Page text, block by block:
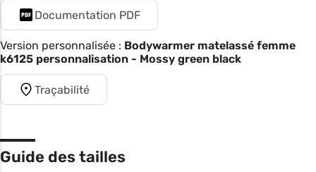
Documentation PDF
Version personnalisée : Bodywarmer matelassé femme
k6125 personnalisation - Mossy green black
Traçabilité
Guide des tailles